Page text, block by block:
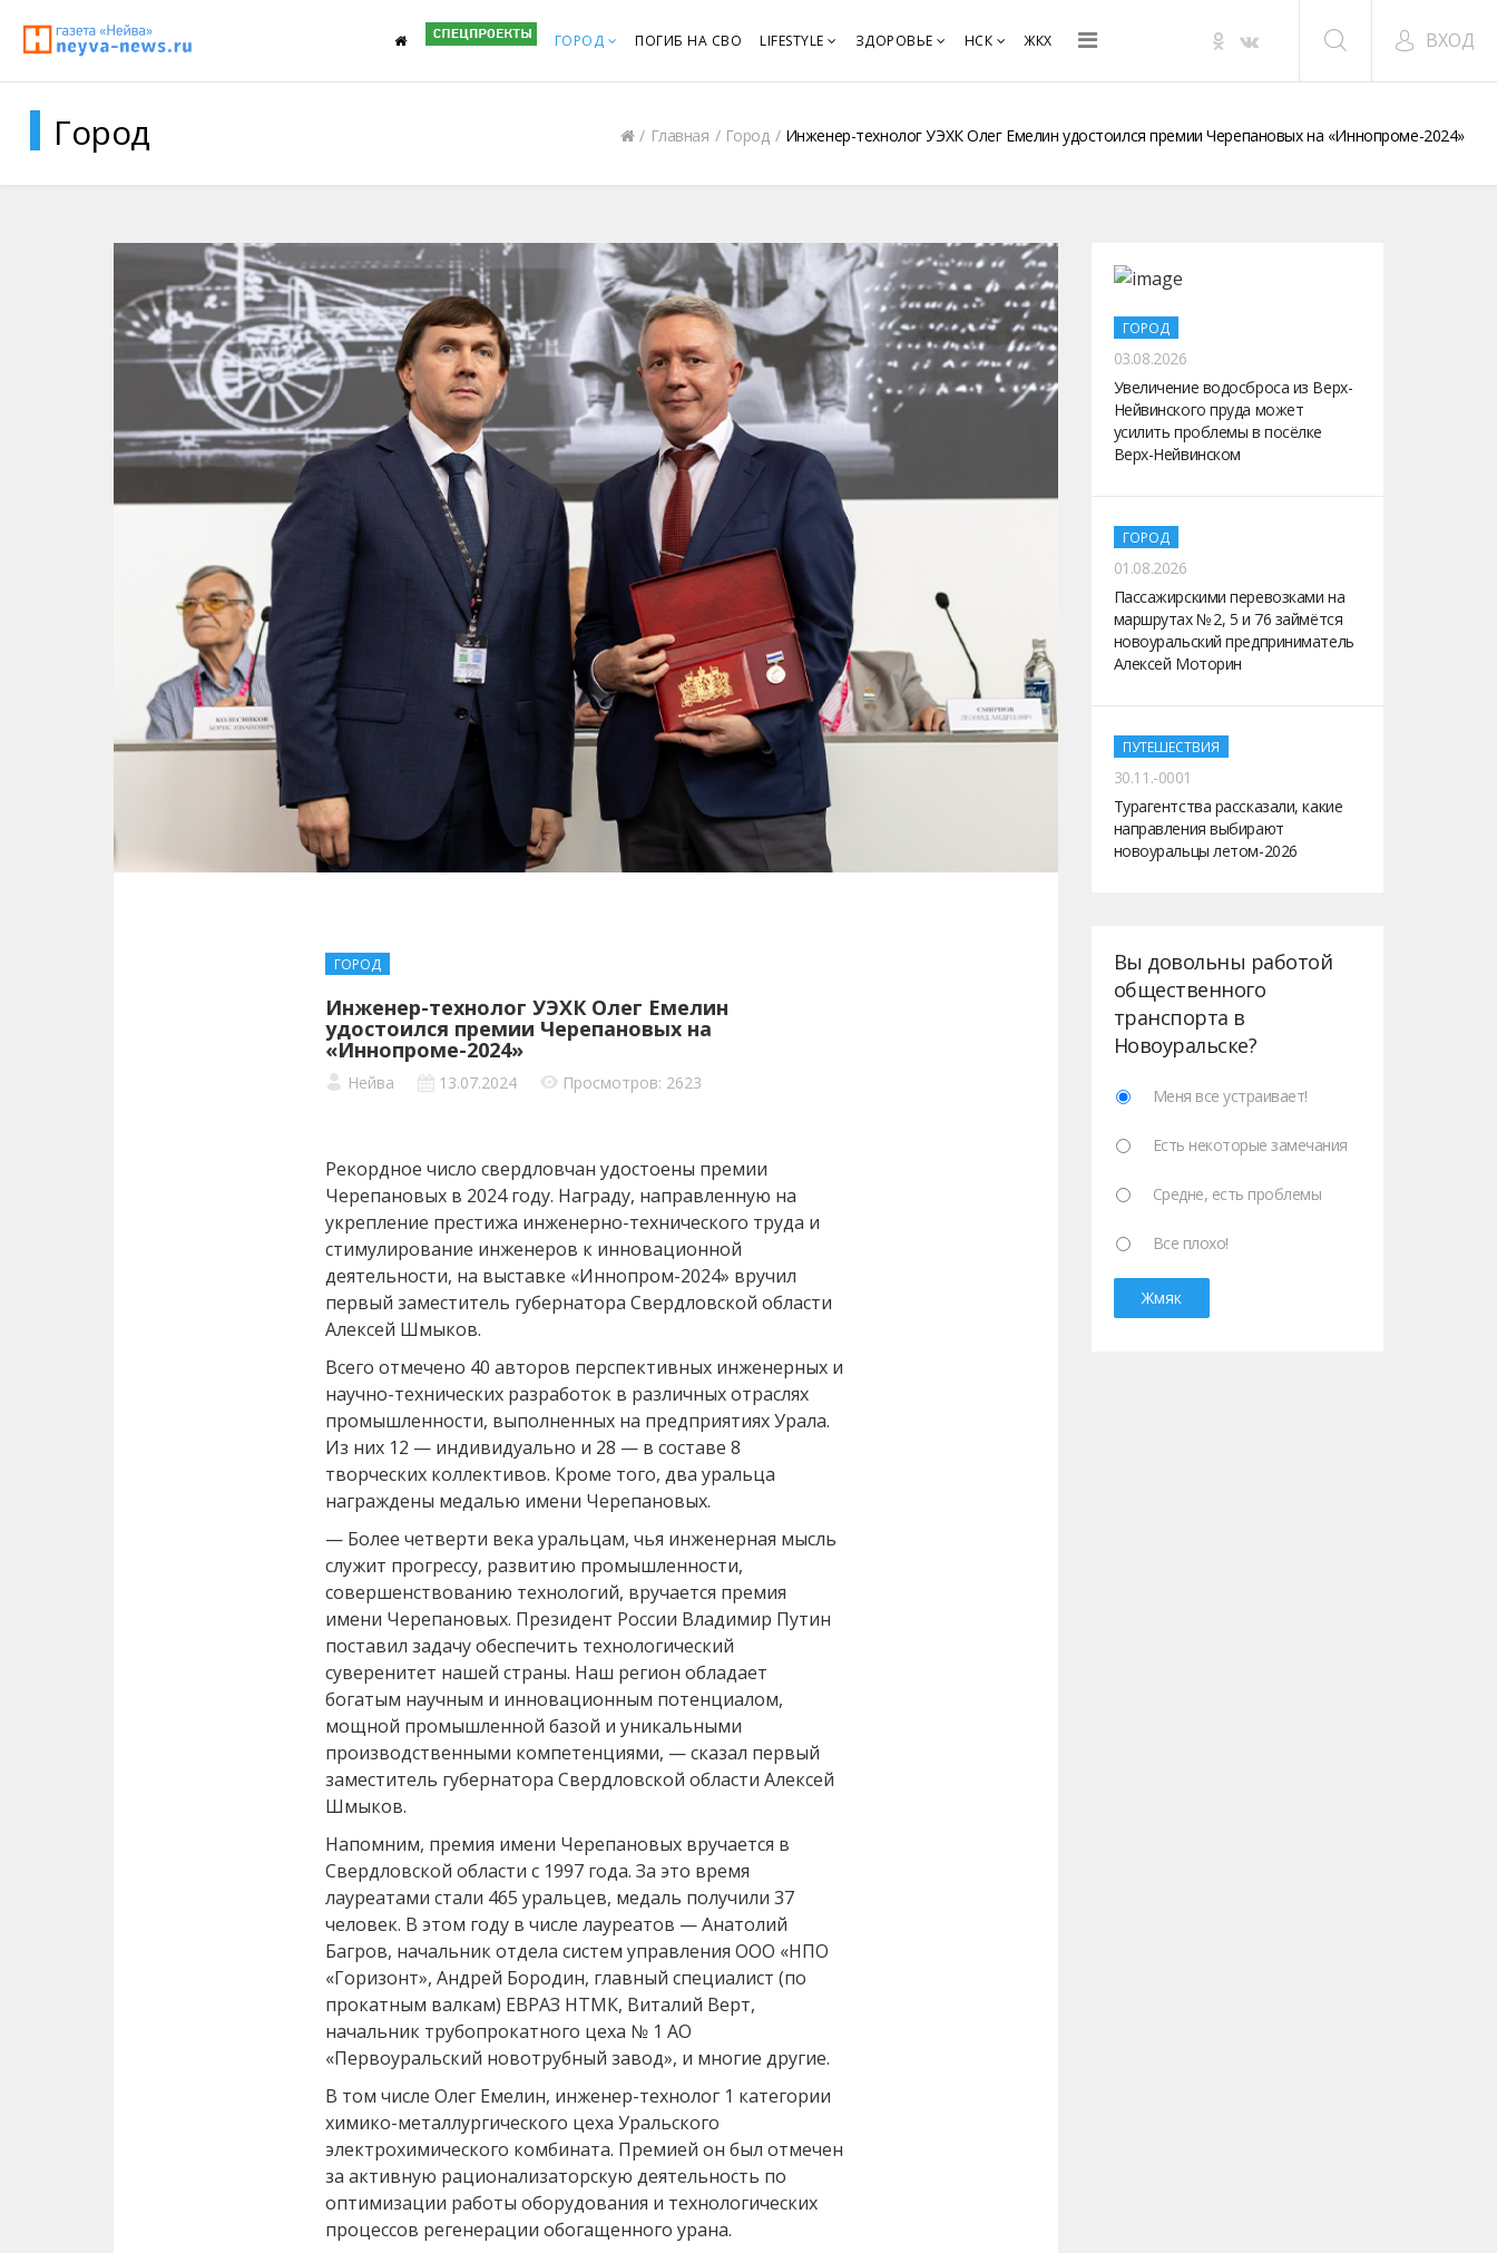
ГОРОД ПОГИБ НА СВО LIFESTYLE ЗДОРОВЬЕ НСК ЖКХ ВХОД
Город Главная Город Инженер-технолог УЭХК Олег Емелин удостоился премии Черепановых на «Иннопроме-2024»
ГОРОД
Инженер-технолог УЭХК Олег Емелин
удостоился премии Черепановых на
«Иннопроме-2024»
Нейва 13.07.2024 Просмотров: 2623
Рекордное число свердловчан удостоены премии
Черепановых в 2024 году. Награду, направленную на
укрепление престижа инженерно-технического труда и
стимулирование инженеров к инновационной
деятельности, на выставке «Иннопром-2024» вручил
первый заместитель губернатора Свердловской области
Алексей Шмыков.
Всего отмечено 40 авторов перспективных инженерных и
научно-технических разработок в различных отраслях
промышленности, выполненных на предприятиях Урала.
Из них 12 — индивидуально и 28 — в составе 8
творческих коллективов. Кроме того, два уральца
награждены медалью имени Черепановых.
— Более четверти века уральцам, чья инженерная мысль
служит прогрессу, развитию промышленности,
совершенствованию технологий, вручается премия
имени Черепановых. Президент России Владимир Путин
поставил задачу обеспечить технологический
суверенитет нашей страны. Наш регион обладает
богатым научным и инновационным потенциалом,
мощной промышленной базой и уникальными
производственными компетенциями, — сказал первый
заместитель губернатора Свердловской области Алексей
Шмыков.
Напомним, премия имени Черепановых вручается в
Свердловской области с 1997 года. За это время
лауреатами стали 465 уральцев, медаль получили 37
человек. В этом году в числе лауреатов — Анатолий
Багров, начальник отдела систем управления ООО «НПО
«Горизонт», Андрей Бородин, главный специалист (по
прокатным валкам) ЕВРАЗ НТМК, Виталий Верт,
начальник трубопрокатного цеха № 1 АО
«Первоуральский новотрубный завод», и многие другие.
В том числе Олег Емелин, инженер-технолог 1 категории
химико-металлургического цеха Уральского
электрохимического комбината. Премией он был отмечен
за активную рационализаторскую деятельность по
оптимизации работы оборудования и технологических
процессов регенерации обогащенного урана.
ГОРОД
03.08.2026
Увеличение водосброса из Верх-
Нейвинского пруда может
усилить проблемы в посёлке
Верх-Нейвинском
ГОРОД
01.08.2026
Пассажирскими перевозками на
маршрутах № 2, 5 и 76 займётся
новоуральский предприниматель
Алексей Моторин
ПУТЕШЕСТВИЯ
30.11.-0001
Турагентства рассказали, какие
направления выбирают
новоуральцы летом-2026
Вы довольны работой
общественного
транспорта в
Новоуральске?
Меня все устраивает!
Есть некоторые замечания
Средне, есть проблемы
Все плохо!